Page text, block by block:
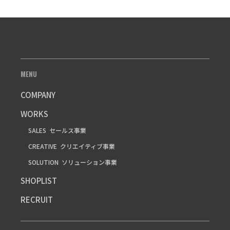
MENU
COMPANY
WORKS
SALES セールス事業
CREATIVE クリエイティブ事業
SOLUTION ソリューション事業
SHOPLIST
RECRUIT